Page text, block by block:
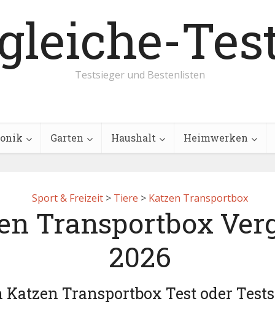
Testsieger und Bestenlisten
Garten Haushalt Heimwerken
Sport & Freizeit > Tiere > Katzen Transportbox
Transportbox
2026
Katzen Transportbox Test oder